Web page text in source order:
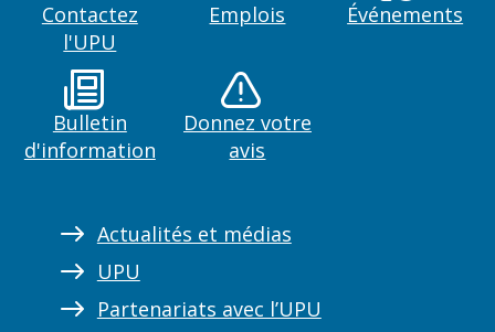
Contactez
l'UPU
Emplois Événements
Bulletin
d'information
Donnez votre
avis
Actualités et médias
UPU
Partenariats avec l’UPU